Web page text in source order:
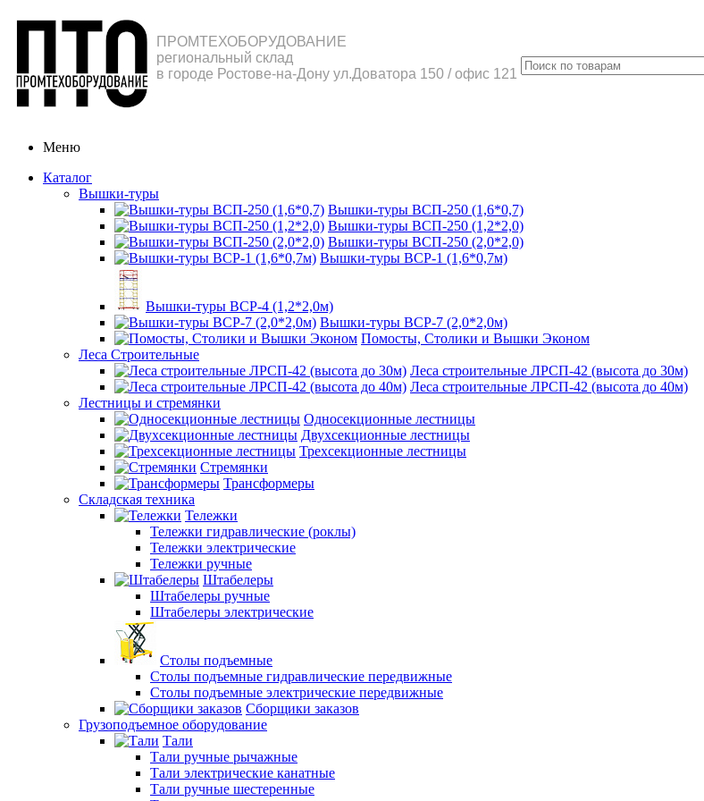
ПРОМТЕХОБОРУДОВАНИЕ
региональный склад
в городе Ростове-на-Дону ул.Доватора 150 / офис 121
Меню
Каталог
Вышки-туры
Вышки-туры ВСП-250 (1,6*0,7)
Вышки-туры ВСП-250 (1,2*2,0)
Вышки-туры ВСП-250 (2,0*2,0)
Вышки-туры ВСР-1 (1,6*0,7м)
Вышки-туры ВСР-4 (1,2*2,0м)
Вышки-туры ВСР-7 (2,0*2,0м)
Помосты, Столики и Вышки Эконом
Леса Строительные
Леса строительные ЛРСП-42 (высота до 30м)
Леса строительные ЛРСП-42 (высота до 40м)
Лестницы и стремянки
Односекционные лестницы
Двухсекционные лестницы
Трехсекционные лестницы
Стремянки
Трансформеры
Складская техника
Тележки
Тележки гидравлические (роклы)
Тележки электрические
Тележки ручные
Штабелеры
Штабелеры ручные
Штабелеры электрические
Столы подъемные
Столы подъемные гидравлические передвижные
Столы подъемные электрические передвижные
Сборщики заказов
Грузоподъемное оборудование
Тали
Тали ручные рычажные
Тали электрические канатные
Тали ручные шестеренные